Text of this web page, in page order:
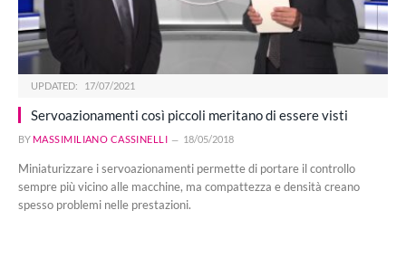
UPDATED: 17/07/2021
Servoazionamenti così piccoli meritano di essere visti
BY MASSIMILIANO CASSINELLI 18/05/2018
Miniaturizzare i servoazionamenti permette di portare il controllo
sempre più vicino alle macchine, ma compattezza e densità creano
spesso problemi nelle prestazioni.